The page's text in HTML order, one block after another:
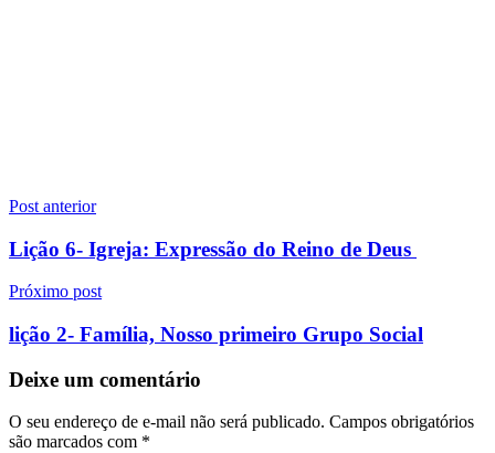
Navegação
de
Post
Post anterior
Lição 6- Igreja: Expressão do Reino de Deus
Próximo post
lição 2- Família, Nosso primeiro Grupo Social
Deixe um comentário
O seu endereço de e-mail não será publicado. Campos obrigatórios
são marcados com *